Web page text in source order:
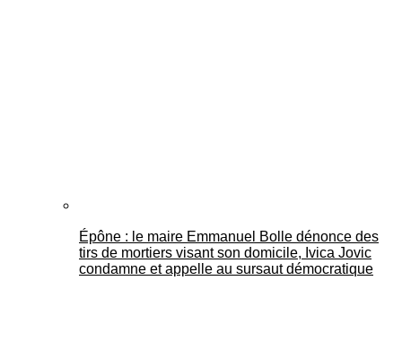
Épône : le maire Emmanuel Bolle dénonce des
tirs de mortiers visant son domicile, Ivica Jovic
condamne et appelle au sursaut démocratique